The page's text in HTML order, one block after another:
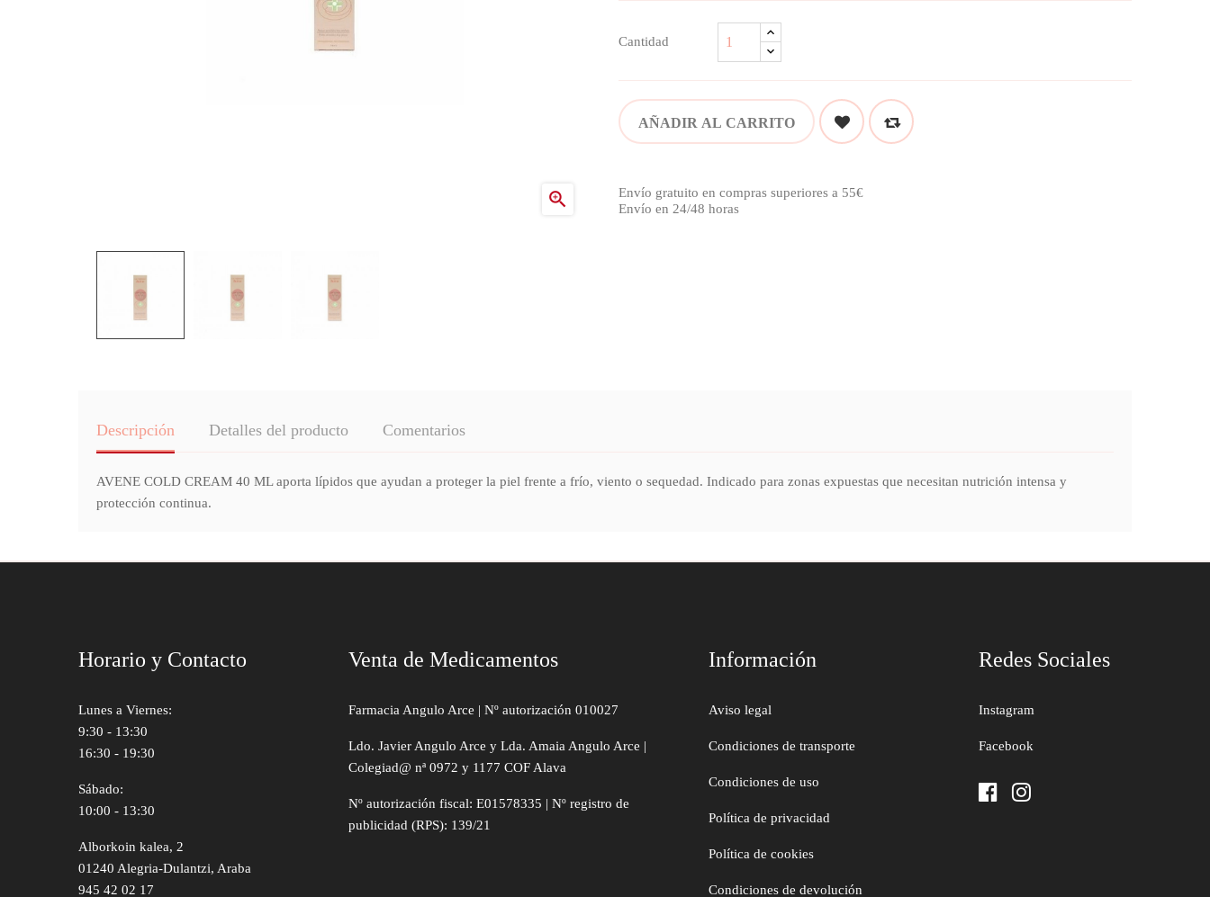

Cantidad
AÑADIR AL CARRITO
Envío gratuito en compras superiores a 55€
Envío en 24/48 horas
Descripción Detalles del producto Comentarios
AVENE COLD CREAM 40 ML aporta lípidos que ayudan a proteger la piel frente a frío, viento o sequedad. Indicado para zonas expuestas que necesitan nutrición intensa y
protección continua.
Horario y Contacto
Lunes a Viernes:
9:30 - 13:30
16:30 - 19:30
Sábado:
10:00 - 13:30
Alborkoin kalea, 2
01240 Alegria-Dulantzi, Araba
945 42 02 17
Venta de Medicamentos
Farmacia Angulo Arce | Nº autorización 010027
Ldo. Javier Angulo Arce y Lda. Amaia Angulo Arce |
Colegiad@ nª 0972 y 1177 COF Alava
Nº autorización fiscal: E01578335 | Nº registro de
publicidad (RPS): 139/21
Información
Aviso legal
Condiciones de transporte
Condiciones de uso
Política de privacidad
Política de cookies
Condiciones de devolución
Redes Sociales
Instagram
Facebook